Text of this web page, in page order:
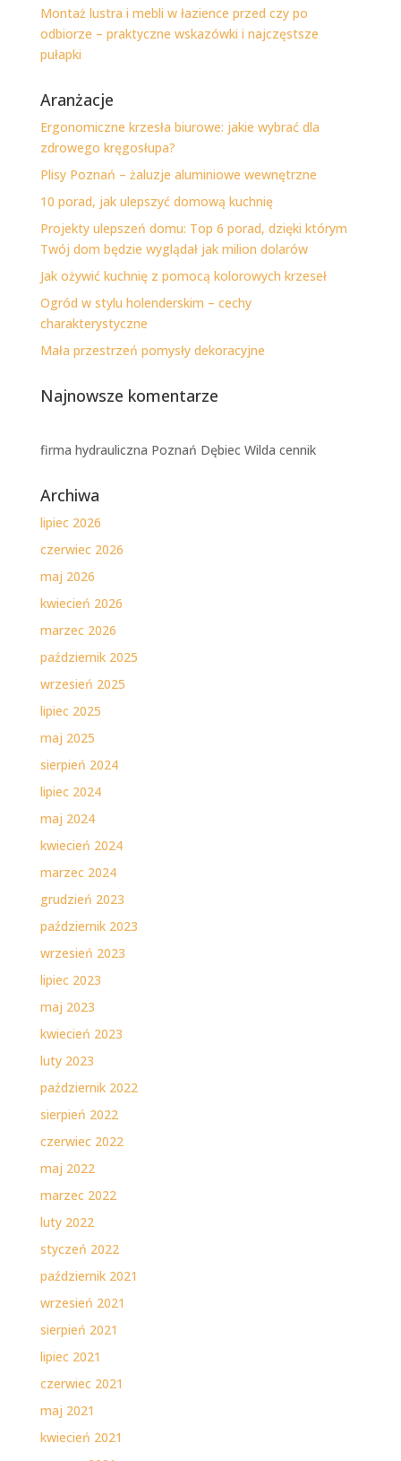
Montaż lustra i mebli w łazience przed czy po
odbiorze – praktyczne wskazówki i najczęstsze
pułapki
Aranżacje
Ergonomiczne krzesła biurowe: jakie wybrać dla
zdrowego kręgosłupa?
Plisy Poznań – żaluzje aluminiowe wewnętrzne
10 porad, jak ulepszyć domową kuchnię
Projekty ulepszeń domu: Top 6 porad, dzięki którym
Twój dom będzie wyglądał jak milion dolarów
Jak ożywić kuchnię z pomocą kolorowych krzeseł
Ogród w stylu holenderskim – cechy
charakterystyczne
Mała przestrzeń pomysły dekoracyjne
Najnowsze komentarze
firma hydrauliczna Poznań Dębiec Wilda cennik
Archiwa
lipiec 2026
czerwiec 2026
maj 2026
kwiecień 2026
marzec 2026
październik 2025
wrzesień 2025
lipiec 2025
maj 2025
sierpień 2024
lipiec 2024
maj 2024
kwiecień 2024
marzec 2024
grudzień 2023
październik 2023
wrzesień 2023
lipiec 2023
maj 2023
kwiecień 2023
luty 2023
październik 2022
sierpień 2022
czerwiec 2022
maj 2022
marzec 2022
luty 2022
styczeń 2022
październik 2021
wrzesień 2021
sierpień 2021
lipiec 2021
czerwiec 2021
maj 2021
kwiecień 2021